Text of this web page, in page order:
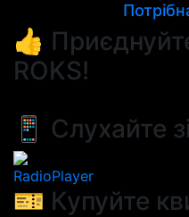
👍
ROKS!
📱 Слухайте
RadioPlayer
🎫 Купуйте